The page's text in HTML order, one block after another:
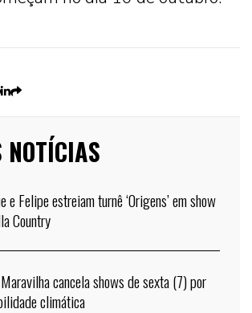
e Felipe estreiam turnê ‘Origens’ em show
Country
cancela shows de sexta (7) por
climática